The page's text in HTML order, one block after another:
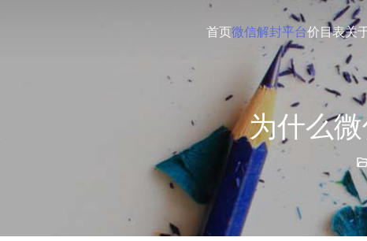
首页微信解封平台价目表关
为什么